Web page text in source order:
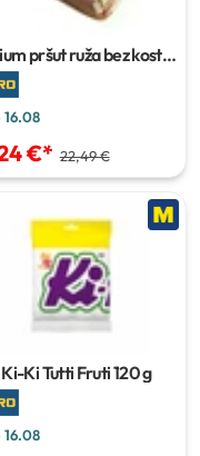
pršut ruža bez kosti
pakiranje cca 2,8 kg
16.08
€* 22,49 €
Ki Tutti Fruti120 g
16.08